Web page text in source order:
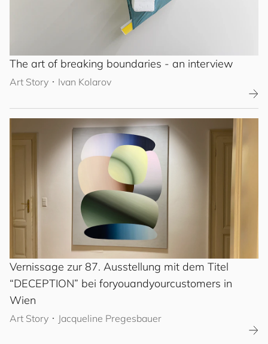
The art of breaking boundaries - an interview
Art Story ･ Ivan Kolarov
Vernissage zur 87. Ausstellung mit dem Titel
“DECEPTION” bei foryouandyourcustomers in
Wien
Art Story ･ Jacqueline Pregesbauer